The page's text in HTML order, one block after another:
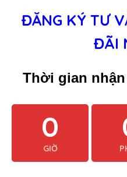
ĐĂNG KÝ TƯ
ĐÃI
Thời gian
0
GIỜ